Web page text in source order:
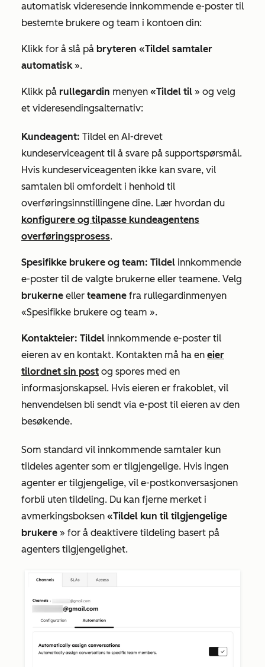
automatisk videresende innkommende e-poster til
bestemte brukere og team i kontoen din:
Klikk for å slå på bryteren «Tildel samtaler
automatisk».
Klikk på rullegardin menyen «Tildel til » og velg
et videresendingsalternativ:
Kundeagent: Tildel en AI-drevet
kundeserviceagent til å svare på supportspørsmål.
Hvis kundeserviceagenten ikke kan svare, vil
samtalen bli omfordelt i henhold til
overføringsinnstillingene dine. Lær hvordan du
konfigurere og tilpasse kundeagentens
overføringsprosess.
Spesifikke brukere og team: Tildel innkommende
e-poster til de valgte brukerne eller teamene. Velg
brukerne eller teamene fra rullegardinmenyen
«Spesifikke brukere og team ».
Kontakteier: Tildel innkommende e-poster til
eieren av en kontakt. Kontakten må ha en eier
tilordnet sin post og spores med en
informasjonskapsel. Hvis eieren er frakoblet, vil
henvendelsen bli sendt via e-post til eieren av den
besøkende.
Som standard vil innkommende samtaler kun
tildeles agenter som er tilgjengelige. Hvis ingen
agenter er tilgjengelige, vil e-postkonversasjonen
forbli uten tildeling. Du kan fjerne merket i
avmerkingsboksen «Tildel kun til tilgjengelige
brukere » for å deaktivere tildeling basert på
agenters tilgjengelighet.